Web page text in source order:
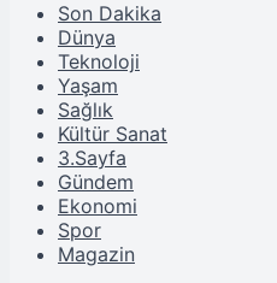
Son Dakika
Dünya
Teknoloji
Yaşam
Sağlık
Kültür Sanat
3.Sayfa
Gündem
Ekonomi
Spor
Magazin